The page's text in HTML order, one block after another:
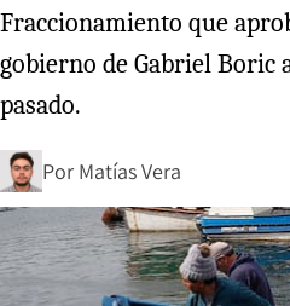
Fraccionamiento que
gobierno de Gabriel Boric
pasado.
Por Matías Vera